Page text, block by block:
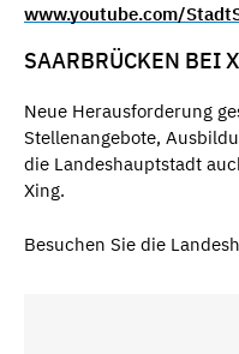
www.youtube.com/
SAARBRÜCKEN BEI
Neue Herausforderung
Stellenangebote,
die Landeshauptstadt
Xing.
Besuchen Sie die